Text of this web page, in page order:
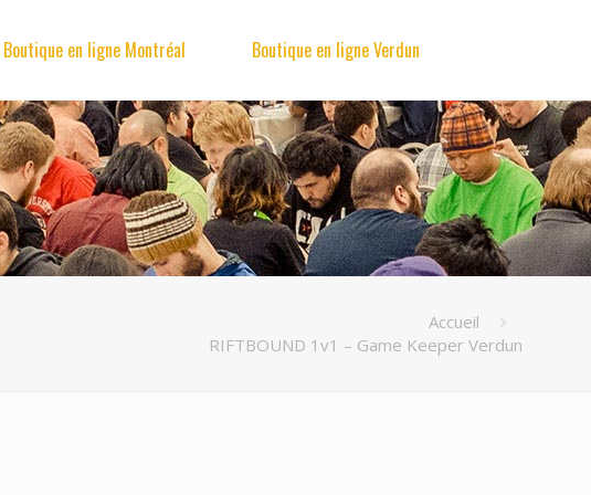
Boutique en ligne Montréal Boutique en ligne Verdun
Accueil
RIFTBOUND 1v1 – Game Keeper Verdun